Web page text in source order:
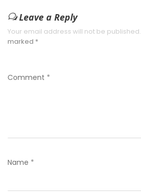
Leave a Reply
Your email address will not be published.
marked *
Comment *
Name *